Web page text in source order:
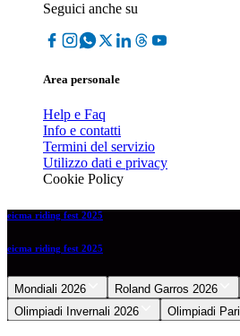
Seguici anche su
Area personale
Help e Faq
Info e contatti
Termini del servizio
Utilizzo dati e privacy
Cookie Policy
eicma riding fest 2025
eicma riding fest 2025
Mondiali 2026 Roland Garros 2026
Olimpiadi Invernali 2026
Olimpiadi